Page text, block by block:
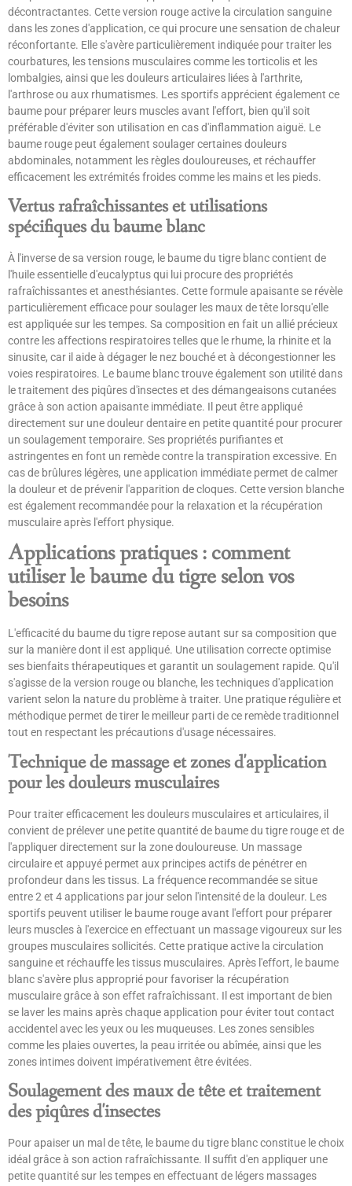
décontractantes. Cette version rouge active la circulation sanguine
dans les zones d'application, ce qui procure une sensation de chaleur
réconfortante. Elle s'avère particulièrement indiquée pour traiter les
courbatures, les tensions musculaires comme les torticolis et les
lombalgies, ainsi que les douleurs articulaires liées à l'arthrite,
l'arthrose ou aux rhumatismes. Les sportifs apprécient également ce
baume pour préparer leurs muscles avant l'effort, bien qu'il soit
préférable d'éviter son utilisation en cas d'inflammation aiguë. Le
baume rouge peut également soulager certaines douleurs
abdominales, notamment les règles douloureuses, et réchauffer
efficacement les extrémités froides comme les mains et les pieds.
Vertus rafraîchissantes et utilisations
spécifiques du baume blanc
À l'inverse de sa version rouge, le baume du tigre blanc contient de
l'huile essentielle d'eucalyptus qui lui procure des propriétés
rafraîchissantes et anesthésiantes. Cette formule apaisante se révèle
particulièrement efficace pour soulager les maux de tête lorsqu'elle
est appliquée sur les tempes. Sa composition en fait un allié précieux
contre les affections respiratoires telles que le rhume, la rhinite et la
sinusite, car il aide à dégager le nez bouché et à décongestionner les
voies respiratoires. Le baume blanc trouve également son utilité dans
le traitement des piqûres d'insectes et des démangeaisons cutanées
grâce à son action apaisante immédiate. Il peut être appliqué
directement sur une douleur dentaire en petite quantité pour procurer
un soulagement temporaire. Ses propriétés purifiantes et
astringentes en font un remède contre la transpiration excessive. En
cas de brûlures légères, une application immédiate permet de calmer
la douleur et de prévenir l'apparition de cloques. Cette version blanche
est également recommandée pour la relaxation et la récupération
musculaire après l'effort physique.
Applications pratiques : comment
utiliser le baume du tigre selon vos
besoins
L'efficacité du baume du tigre repose autant sur sa composition que
sur la manière dont il est appliqué. Une utilisation correcte optimise
ses bienfaits thérapeutiques et garantit un soulagement rapide. Qu'il
s'agisse de la version rouge ou blanche, les techniques d'application
varient selon la nature du problème à traiter. Une pratique régulière et
méthodique permet de tirer le meilleur parti de ce remède traditionnel
tout en respectant les précautions d'usage nécessaires.
Technique de massage et zones d'application
pour les douleurs musculaires
Pour traiter efficacement les douleurs musculaires et articulaires, il
convient de prélever une petite quantité de baume du tigre rouge et de
l'appliquer directement sur la zone douloureuse. Un massage
circulaire et appuyé permet aux principes actifs de pénétrer en
profondeur dans les tissus. La fréquence recommandée se situe
entre 2 et 4 applications par jour selon l'intensité de la douleur. Les
sportifs peuvent utiliser le baume rouge avant l'effort pour préparer
leurs muscles à l'exercice en effectuant un massage vigoureux sur les
groupes musculaires sollicités. Cette pratique active la circulation
sanguine et réchauffe les tissus musculaires. Après l'effort, le baume
blanc s'avère plus approprié pour favoriser la récupération
musculaire grâce à son effet rafraîchissant. Il est important de bien
se laver les mains après chaque application pour éviter tout contact
accidentel avec les yeux ou les muqueuses. Les zones sensibles
comme les plaies ouvertes, la peau irritée ou abîmée, ainsi que les
zones intimes doivent impérativement être évitées.
Soulagement des maux de tête et traitement
des piqûres d'insectes
Pour apaiser un mal de tête, le baume du tigre blanc constitue le choix
idéal grâce à son action rafraîchissante. Il suffit d'en appliquer une
petite quantité sur les tempes en effectuant de légers massages